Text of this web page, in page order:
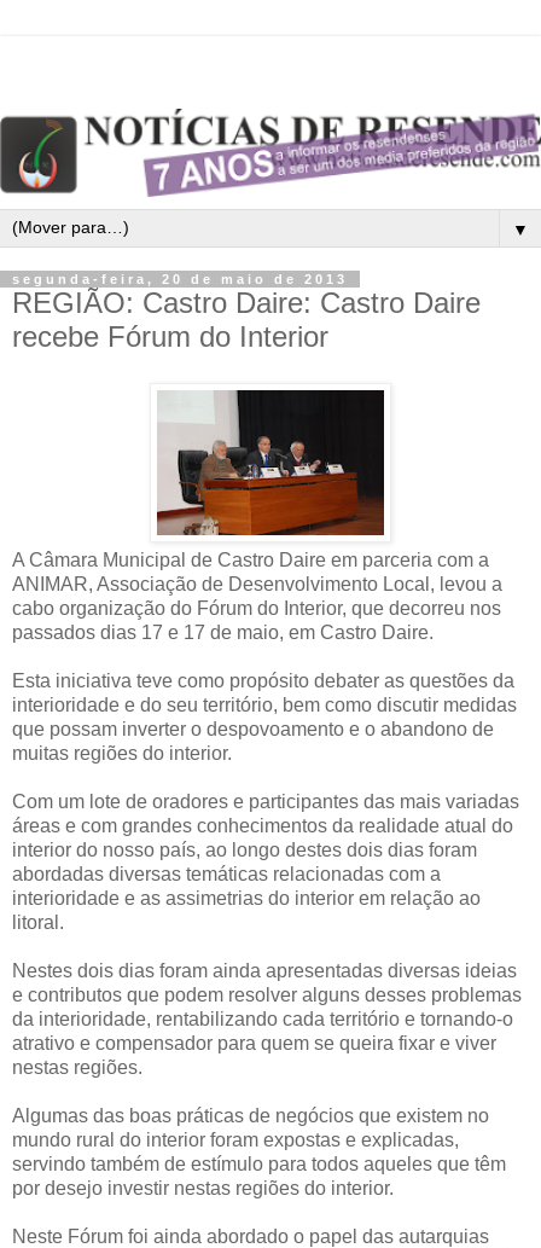
▼
segunda-feira, 20 de maio de 2013
REGIÃO: Castro Daire: Castro Daire
recebe Fórum do Interior
A Câmara Municipal de Castro Daire em parceria com a
ANIMAR, Associação de Desenvolvimento Local, levou a
cabo organização do Fórum do Interior, que decorreu nos
passados dias 17 e 17 de maio, em Castro Daire.
Esta iniciativa teve como propósito debater as questões da
interioridade e do seu território, bem como discutir medidas
que possam inverter o despovoamento e o abandono de
muitas regiões do interior.
Com um lote de oradores e participantes das mais variadas
áreas e com grandes conhecimentos da realidade atual do
interior do nosso país, ao longo destes dois dias foram
abordadas diversas temáticas relacionadas com a
interioridade e as assimetrias do interior em relação ao
litoral.
Nestes dois dias foram ainda apresentadas diversas ideias
e contributos que podem resolver alguns desses problemas
da interioridade, rentabilizando cada território e tornando-o
atrativo e compensador para quem se queira fixar e viver
nestas regiões.
Algumas das boas práticas de negócios que existem no
mundo rural do interior foram expostas e explicadas,
servindo também de estímulo para todos aqueles que têm
por desejo investir nestas regiões do interior.
Neste Fórum foi ainda abordado o papel das autarquias